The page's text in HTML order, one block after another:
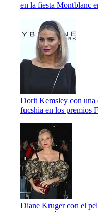
en la fiesta Montblanc
Dorit Kemsley con una
fucshia en los premios
Diane Kruger con el